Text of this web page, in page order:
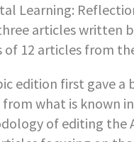
Learning:
articles written
12 articles from
edition first gave
what is known
of editing